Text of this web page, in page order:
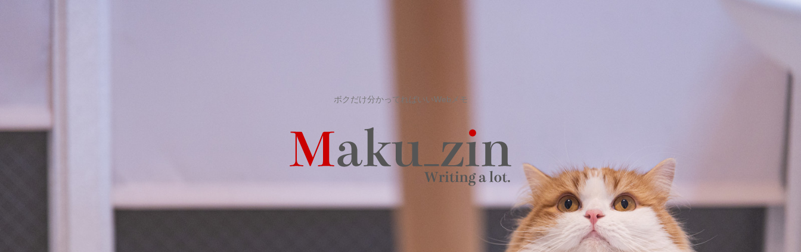
ボクだけ分かってればいいWebメモ